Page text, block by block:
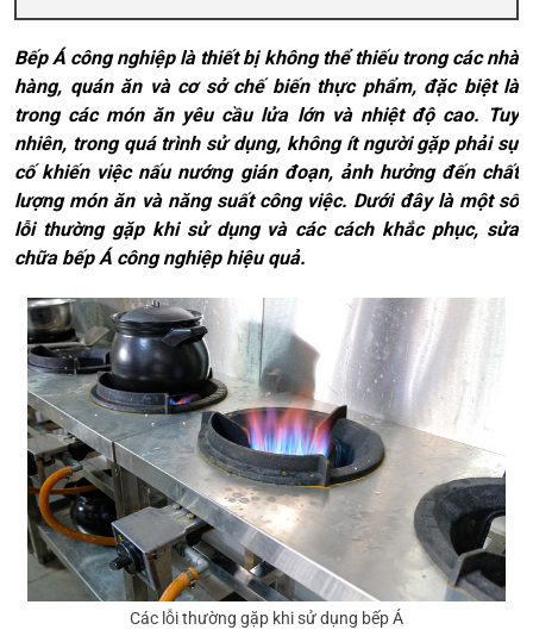
Bếp Á công nghiệp là thiết bị không thể thiếu trong các nhà
hàng, quán ăn và cơ sở chế biến thực phẩm, đặc biệt là
trong các món ăn yêu cầu lửa lớn và nhiệt độ cao. Tuy
nhiên, trong quá trình sử dụng, không ít người gặp phải sự
cố khiến việc nấu nướng gián đoạn, ảnh hưởng đến chất
lượng món ăn và năng suất công việc. Dưới đây là một số
lỗi thường gặp khi sử dụng và các cách khắc phục, sửa
chữa bếp Á công nghiệp hiệu quả.
Các lỗi thường gặp khi sử dụng bếp Á